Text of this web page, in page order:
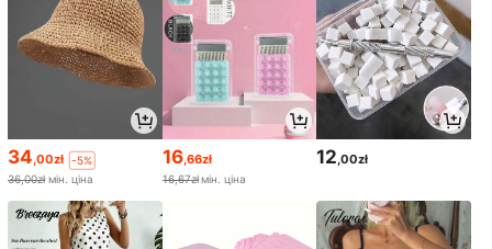
34,00zł
-5%
36,00zł мін. ціна
16,66zł
16,67złмін. ціна
12,00zł